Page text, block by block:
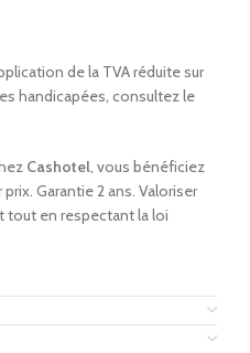
de la TVA réduite sur
handicapées, consultez le
Cashotel, vous bénéficiez
Garantie 2 ans. Valoriser
tout en respectant la loi